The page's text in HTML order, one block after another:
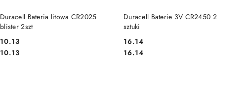
Duracell Bateria litowa CR2025
blister 2szt
Cena:
10.13
Cena:
10.13
DO KOSZYKA
Duracell Baterie 3V CR2450 2
sztuki
Cena:
16.14
Cena:
16.14
DO KOSZYKA